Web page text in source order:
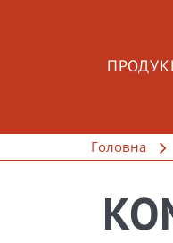
Головна